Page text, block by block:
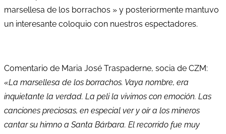
marsellesa de los borrachos » y posteriormente mantuvo
un interesante coloquio con nuestros espectadores.
Comentario de Maria José Traspaderne, socia de CZM:
«La marsellesa de los borrachos. Vaya nombre, era
inquietante la verdad. La peli la vivimos con emoción. Las
canciones preciosas, en especial ver y oír a los mineros
cantar su himno a Santa Bárbara. El recorrido fue muy